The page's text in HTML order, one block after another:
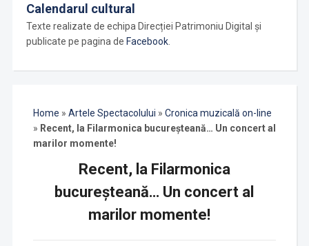
Calendarul cultural
Texte realizate de echipa Direcției Patrimoniu Digital și
publicate pe pagina de Facebook.
Home » Artele Spectacolului » Cronica muzicală on-line
» Recent, la Filarmonica bucureșteană… Un concert al
marilor momente!
Recent, la Filarmonica
bucureșteană… Un concert al
marilor momente!